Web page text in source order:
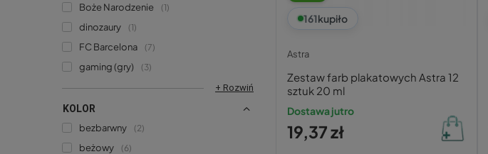
Boże Narodzenie 1
dinozaury 1
FC Barcelona 7
gaming (gry)
3
+ Rozwiń
KOLOR
bezbarwny
2
beżowy 6
161kupiło
Astra
Zestaw farb plakatowych Astra 12
sztuk 20 ml
Dostawa jutro
19,37 zł